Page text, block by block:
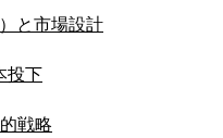
と市場設計
投下
戦略